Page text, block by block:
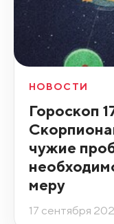
НОВОСТИ
Гороскоп
чужие
меру
17 сентября